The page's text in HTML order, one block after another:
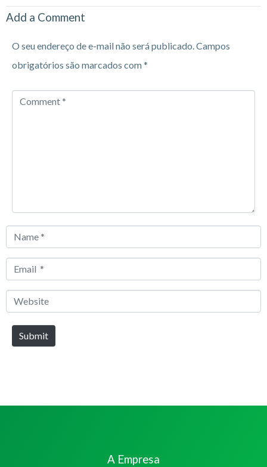
Add a Comment
O seu endereço de e-mail não será publicado.Campos
obrigatórios são marcados com*
Comment
Name
Email
Website
Submit
A Empresa